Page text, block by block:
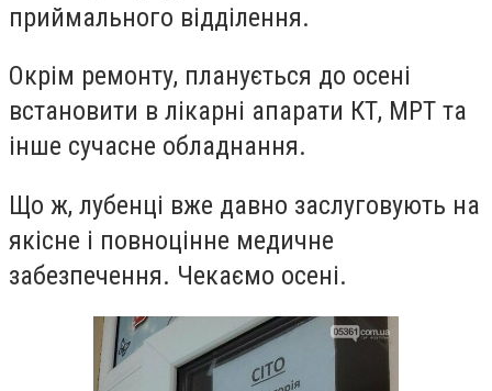
приймального відділення.
Окрім ремонту, планується до осені
встановити в лікарні апарати КТ, МРТ та
інше сучасне обладнання.
Що ж, лубенці вже давно заслуговують на
якісне і повноцінне медичне
забезпечення. Чекаємо осені.